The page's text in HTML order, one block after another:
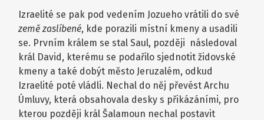
Izraelité se pak pod vedením Jozueho vrátili do své
země zaslíbené, kde porazili místní kmeny a usadili
se. Prvním králem se stal Saul, později následoval
král David, kterému se podařilo sjednotit židovské
kmeny a také dobýt město Jeruzalém, odkud
Izraelité poté vládli. Nechal do něj převést Archu
Úmluvy, která obsahovala desky s přikázáními, pro
kterou později král Šalamoun nechal postavit